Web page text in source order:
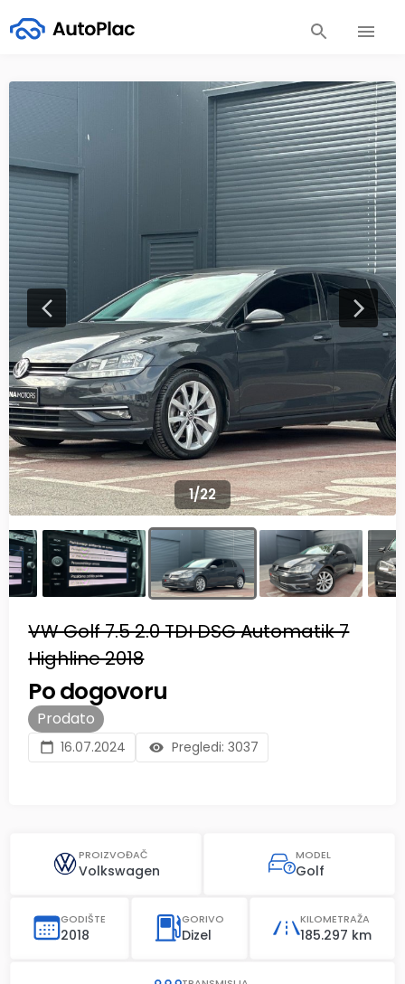
1/22
VW Golf 7.5 2.0 TDI DSG Automatik 7
Highline 2018
Po dogovoru
Prodato
16.07.2024 Pregledi:3037
PROIZVOĐAČ
Volkswagen
MODEL
Golf
GODIŠTE
2018
GORIVO
Dizel
KILOMETRAŽA
185.297 km